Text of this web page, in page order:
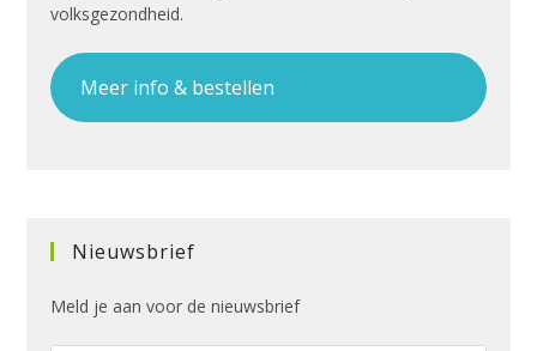
volksgezondheid.
Meer info & bestellen
Nieuwsbrief
Meld je aan voor de nieuwsbrief